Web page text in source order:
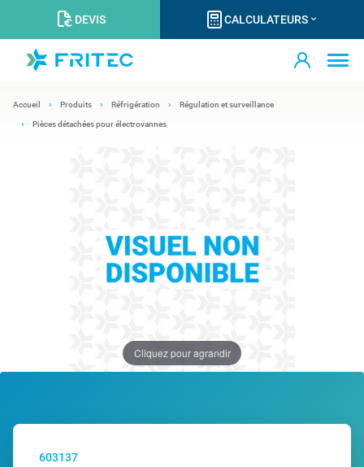
DEVIS CALCULATEURS
Accueil Produits Réfrigération Régulation et surveillance
Pièces détachées pour électrovannes
Cliquez pour agrandir
603137